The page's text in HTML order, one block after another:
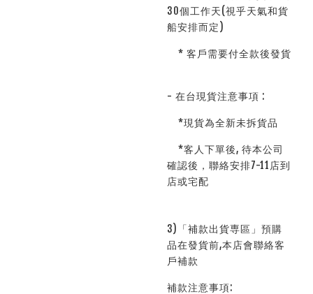
30個工作天(視乎天氣和貨
船安排而定)
* 客戶需要付全款後發貨
- 在台現貨注意事項 :
*現貨為全新未拆貨品
*客人下單後, 待本公司
確認後，聯絡安排7-11店到
店或宅配
3)「補款出貨専區」預購
品在發貨前,本店會聯絡客
戶補款
補款注意事項: